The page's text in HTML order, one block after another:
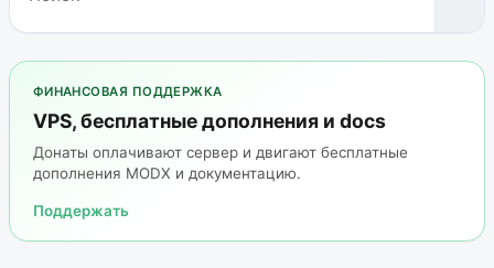
ФИНАНСОВАЯ ПОДДЕРЖКА
VPS, бесплатные дополнения и docs
Донаты оплачивают сервер и двигают бесплатные
дополнения MODX и документацию.
Поддержать